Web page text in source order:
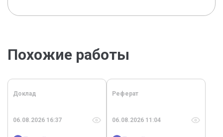
Похожие работы
Доклад
06.08.2026 16:37
Реферат
06.08.2026 11:04